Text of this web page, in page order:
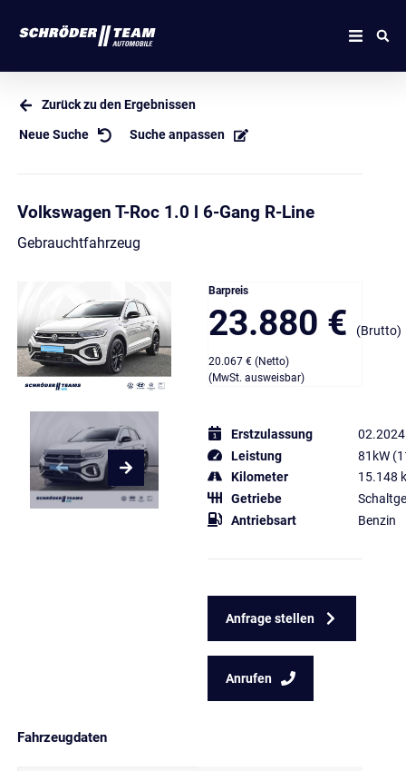
Zurück zu den Ergebnissen
Neue Suche Suche anpassen
Volkswagen T-Roc 1.0 l 6-Gang R-Line
Gebrauchtfahrzeug
Barpreis
23.880 € (Brutto)
20.067 € (Netto)
(MwSt. ausweisbar)
Erstzulassung
02.2024
Leistung
81kW
Kilometer
15.148
Getriebe
Antriebsart
Benzin
Anfrage stellen
Anrufen
Fahrzeugdaten